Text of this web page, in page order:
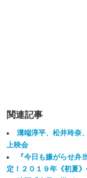
関連記事
溝端淳平、松井玲奈
上映会
『今日も嫌がらせ
定！２０１９年《初夏